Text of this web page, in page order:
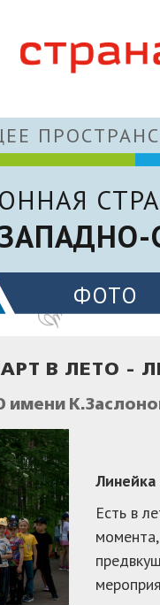
ФОТО
В ЛЕТО -
Есть в